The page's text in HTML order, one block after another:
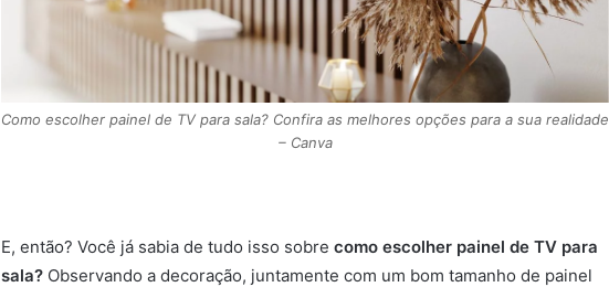
Como escolher painel de TV para sala? Confira as melhores opções para a sua realidade
– Canva
E, então? Você já sabia de tudo isso sobre como escolher painel de TV para
sala? Observando a decoração, juntamente com um bom tamanho de painel